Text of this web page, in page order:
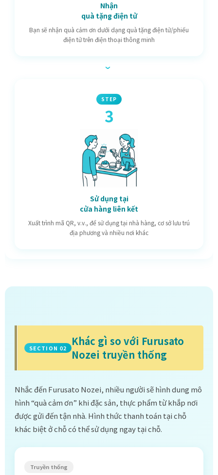
Nhận
quà tặng điện tử
Bạn sẽ nhận quà cảm ơn dưới dạng quà tặng điện tử/phiếu
điện tử trên điện thoại thông minh
›
STEP
3
Sử dụng tại
cửa hàng liên kết
Xuất trình mã QR, v.v., để sử dụng tại nhà hàng, cơ sở lưu trú
địa phương và nhiều nơi khác
SECTION 02
Khác gì so với Furusato
Nozei truyền thống
Nhắc đến Furusato Nozei, nhiều người sẽ hình dung mô
hình “quà cảm ơn” khi đặc sản, thực phẩm từ khắp nơi
được gửi đến tận nhà. Hình thức thanh toán tại chỗ
khác biệt ở chỗ có thể sử dụng ngay tại chỗ.
Truyền thống